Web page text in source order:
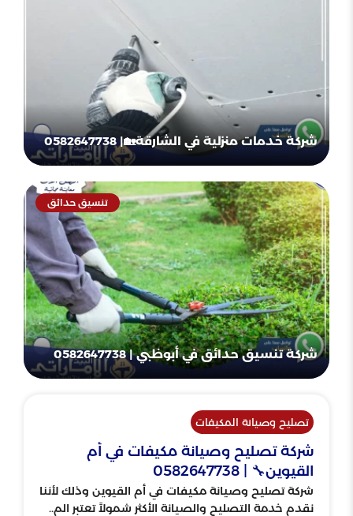
شركة خدمات منزلية في الشارقة🏡| 0582647738
تنسيق حدائق
شركة تنسيق حدائق في أبوظبي | 0582647738
تصليح وصيانة المكيفات
شركة تصليح وصيانة مكيفات في أم
القيوين🔧 | 0582647738
شركة تصليح وصيانة مكيفات في أم القيوين وذلك لأننا
نقدم خدمة التصليح والصيانة الأكثر شمولاً تعتبر الم..